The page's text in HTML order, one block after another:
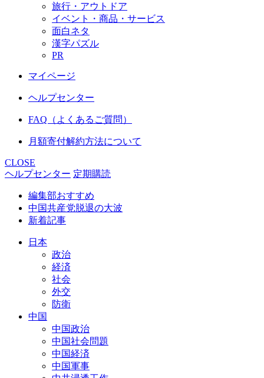
旅行・アウトドア
イベント・商品・サービス
面白ネタ
漢字パズル
PR
マイページ
ヘルプセンター
FAQ（よくあるご質問）
月額寄付解約方法について
CLOSE
ヘルプセンター 定期購読
編集部おすすめ
中国共産党脱退の大波
新着記事
日本
政治
経済
社会
外交
防衛
中国
中国政治
中国社会問題
中国経済
中国軍事